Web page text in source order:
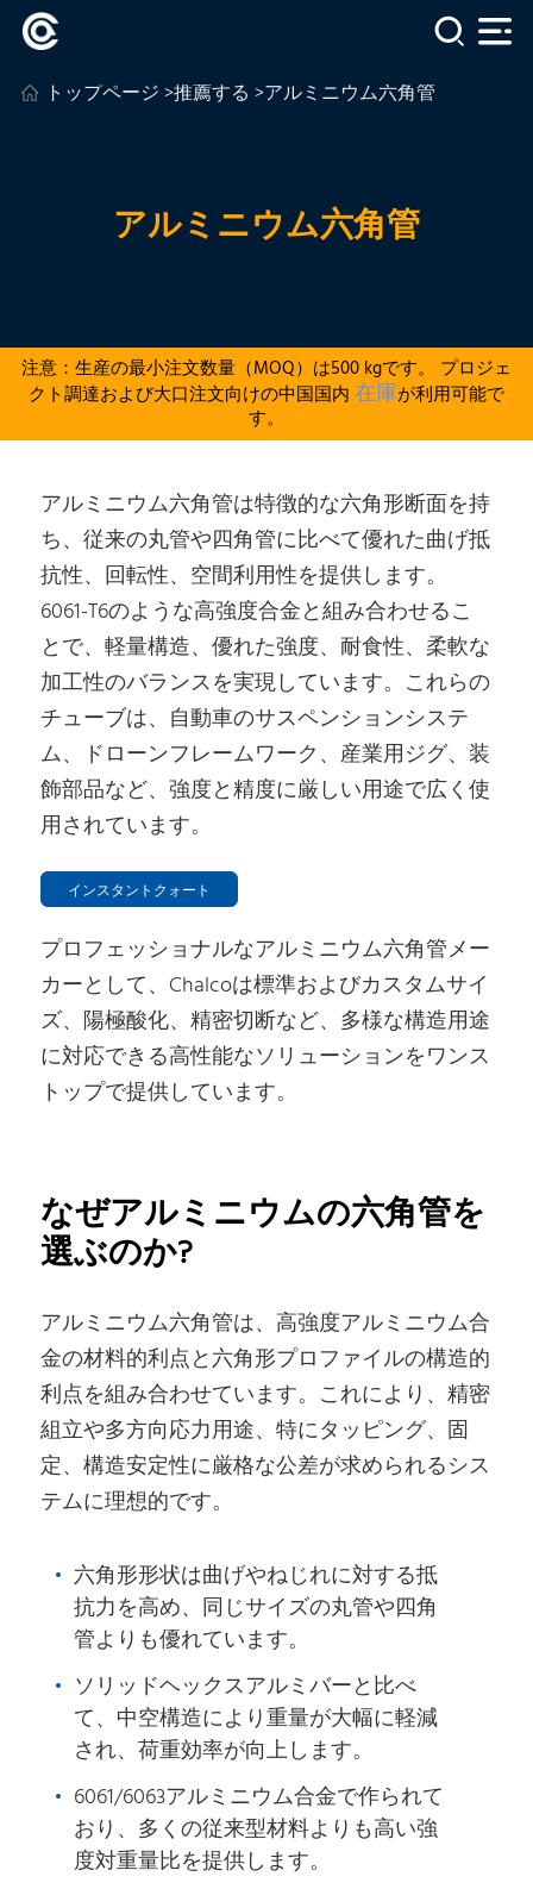
トップページ>推薦する >アルミニウム六角管
アルミニウム六角管
注意：生産の最小注文数量（MOQ）は500 kgです。 プロジェ
クト調達および大口注文向けの中国国内 在庫が利用可能で
す。
アルミニウム六角管は特徴的な六角形断面を持
ち、従来の丸管や四角管に比べて優れた曲げ抵
抗性、回転性、空間利用性を提供します。
6061-T6のような高強度合金と組み合わせるこ
とで、軽量構造、優れた強度、耐食性、柔軟な
加工性のバランスを実現しています。これらの
チューブは、自動車のサスペンションシステ
ム、ドローンフレームワーク、産業用ジグ、装
飾部品など、強度と精度に厳しい用途で広く使
用されています。
インスタントクォート
プロフェッショナルなアルミニウム六角管メー
カーとして、Chalcoは標準およびカスタムサイ
ズ、陽極酸化、精密切断など、多様な構造用途
に対応できる高性能なソリューションをワンス
トップで提供しています。
なぜアルミニウムの六角管を
選ぶのか?
アルミニウム六角管は、高強度アルミニウム合
金の材料的利点と六角形プロファイルの構造的
利点を組み合わせています。これにより、精密
組立や多方向応力用途、特にタッピング、固
定、構造安定性に厳格な公差が求められるシス
テムに理想的です。
六角形形状は曲げやねじれに対する抵
抗力を高め、同じサイズの丸管や四角
管よりも優れています。
ソリッドヘックスアルミバーと比べ
て、中空構造により重量が大幅に軽減
され、荷重効率が向上します。
6061/6063アルミニウム合金で作られて
おり、多くの従来型材料よりも高い強
度対重量比を提供します。